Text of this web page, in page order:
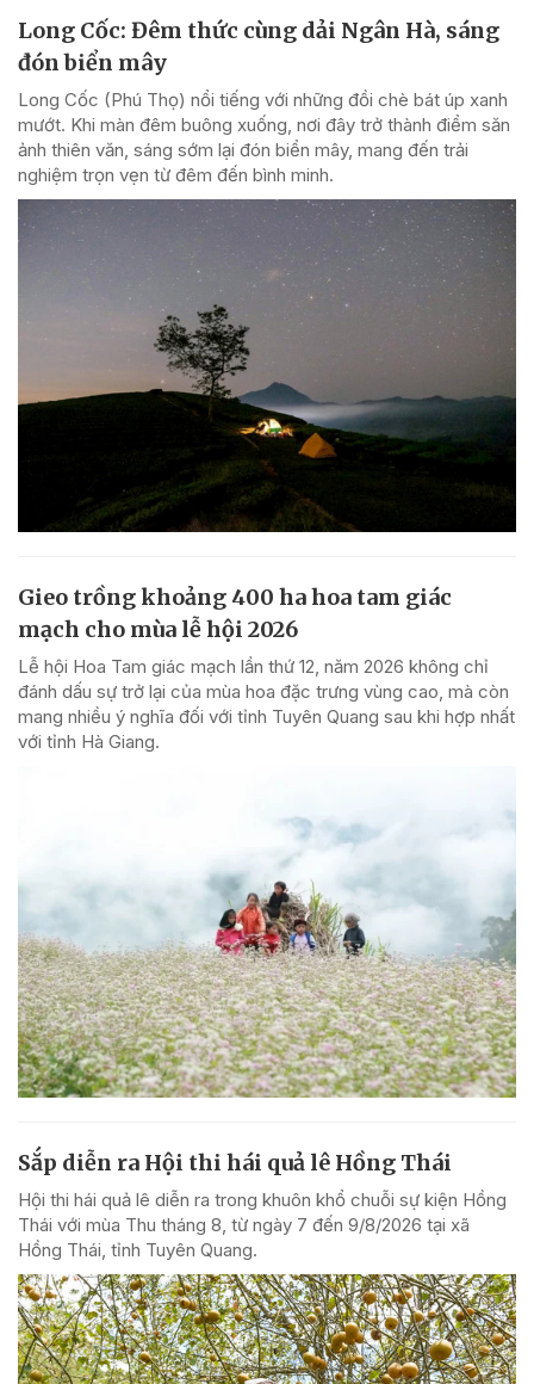
Long Cốc: Đêm thức cùng dải Ngân Hà, sáng
đón biển mây
Long Cốc (Phú Thọ) nổi tiếng với những đồi chè bát úp xanh
mướt. Khi màn đêm buông xuống, nơi đây trở thành điểm săn
ảnh thiên văn, sáng sớm lại đón biển mây, mang đến trải
nghiệm trọn vẹn từ đêm đến bình minh.
Gieo trồng khoảng 400 ha hoa tam giác
mạch cho mùa lễ hội 2026
Lễ hội Hoa Tam giác mạch lần thứ 12, năm 2026 không chỉ
đánh dấu sự trở lại của mùa hoa đặc trưng vùng cao, mà còn
mang nhiều ý nghĩa đối với tỉnh Tuyên Quang sau khi hợp nhất
với tỉnh Hà Giang.
Sắp diễn ra Hội thi hái quả lê Hồng Thái
Hội thi hái quả lê diễn ra trong khuôn khổ chuỗi sự kiện Hồng
Thái với mùa Thu tháng 8, từ ngày 7 đến 9/8/2026 tại xã
Hồng Thái, tỉnh Tuyên Quang.